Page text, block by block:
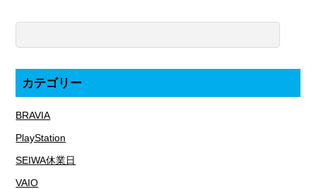
カテゴリー
BRAVIA
PlayStation
SEIWA休業日
VAIO